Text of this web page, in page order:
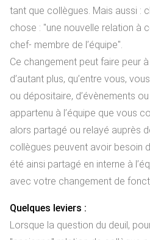
tant que collègues. Mais aussi :
chose : "une nouvelle relation à
chef- membre de l’équipe".
Ce changement peut faire peur
d’autant plus, qu’entre vous,
ou dépositaire, d’évènements
appartenu à l’équipe que vous
alors partagé ou relayé auprès
collègues peuvent avoir besoin
été ainsi partagé en interne à
avec votre changement de
Quelques leviers :
Lorsque la question du deuil,